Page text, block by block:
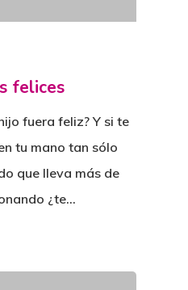
felices
fuera feliz? Y si te
tu mano tan sólo
que lleva más de
¿te…